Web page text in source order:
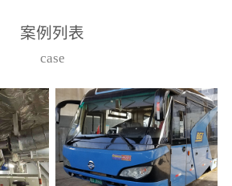
案例列表
case